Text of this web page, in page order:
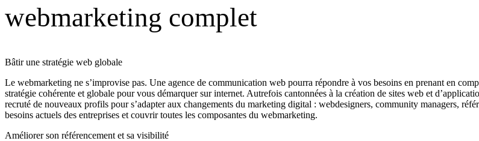
webmarketing complet
Bâtir une stratégie web globale
Le webmarketing ne s’improvise pas. Une agence de communication web pourra répondre à vos besoins en prenant en
stratégie cohérente et globale pour vous démarquer sur internet. Autrefois cantonnées à la création de sites web et
recruté de nouveaux profils pour s’adapter aux changements du marketing digital : webdesigners, community managers,
besoins actuels des entreprises et couvrir toutes les composantes du webmarketing.
Améliorer son référencement et sa visibilité